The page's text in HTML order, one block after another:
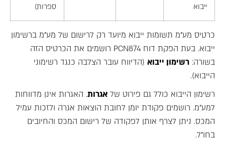
ייבוא
ספרות)
כרטיס מע"מ תשומות ייבוא מיועד רק לרישום של מע"מ ברשימון
ייבוא. בעת הפקת דוח PCN874 רושמים את הכרטיס הזה
בשורה: רשימון ייבוא (הדיווח עובר הצלבה כנגד רשימוני
הייבוא).
רשימון הייבוא כולל גם פירוט של אגרות. האגרות אינן מדווחות
למע"מ. רושמים פקודת יומן לחובת הוצאות אגרה ולזכות עמיל
המכס. ניתן לצרף אותן לפקודה של רישום המכס והחיובים
בחו"ל.